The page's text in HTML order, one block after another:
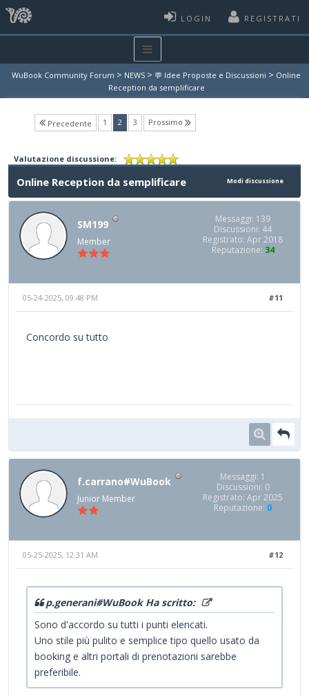
LOGIN REGISTRATI
WuBook Community Forum > NEWS > 💬 Idee Proposte e Discussioni > Online
Reception da semplificare
Precedente 1 2(current)
3 Prossimo
Valutazione discussione:
Modi discussione
Online Reception da semplificare
SM199
Member
Messaggi: 139
Discussioni: 44
Registrato: Apr 2018
Reputazione: 34
#11
05-24-2025, 09:48 PM
Concordo su tutto
f.carrano#WuBook
Junior Member
Messaggi: 1
Discussioni: 0
Registrato: Apr 2025
Reputazione: 0
#12
05-25-2025, 12:31 AM
p.generani#WuBook Ha scritto:
Sono d'accordo su tutti i punti elencati.
Uno stile più pulito e semplice tipo quello usato da
booking e altri portali di prenotazioni sarebbe
preferibile.